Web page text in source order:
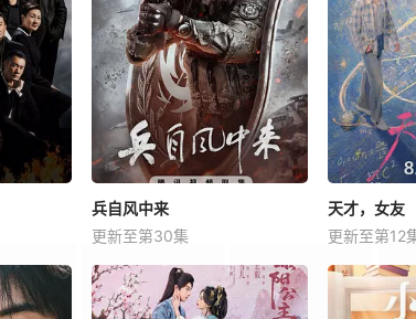
兵自风中来
更新至第30集
天才，女友
更新至第12